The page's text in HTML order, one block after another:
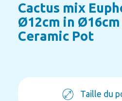
Cactus mix
Ø12cm in Ø16cm
Ceramic Pot
Taille du